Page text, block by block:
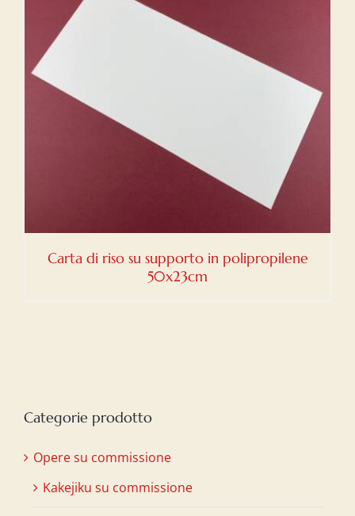
Carta di riso su supporto in polipropilene
50x23cm
Categorie prodotto
Opere su commissione
Kakejiku su commissione